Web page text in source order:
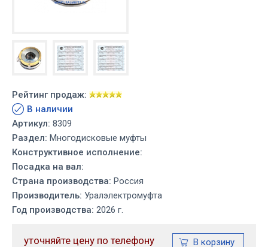
Рейтинг продаж:
В наличии
Артикул: 8309
Раздел: Многодисковые муфты
Конструктивное исполнение:
Посадка на вал:
Страна производства: Россия
Производитель: Уралэлектромуфта
Год производства: 2026 г.
уточняйте цену по телефону